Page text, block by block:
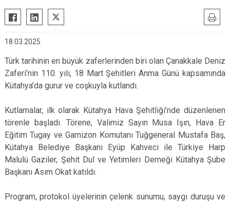
18.03.2025
Türk tarihinin en büyük zaferlerinden biri olan Çanakkale Deniz
Zaferi’nin 110. yılı, 18 Mart Şehitleri Anma Günü kapsamında
Kütahya’da gurur ve coşkuyla kutlandı.
Kutlamalar, ilk olarak Kütahya Hava Şehitliği’nde düzenlenen
törenle başladı. Törene, Valimiz Sayın Musa Işın, Hava Er
Eğitim Tugay ve Garnizon Komutanı Tuğgeneral Mustafa Baş,
Kütahya Belediye Başkanı Eyüp Kahveci ile Türkiye Harp
Malulü Gaziler, Şehit Dul ve Yetimleri Derneği Kütahya Şube
Başkanı Asım Okat katıldı.
Program, protokol üyelerinin çelenk sunumu, saygı duruşu ve